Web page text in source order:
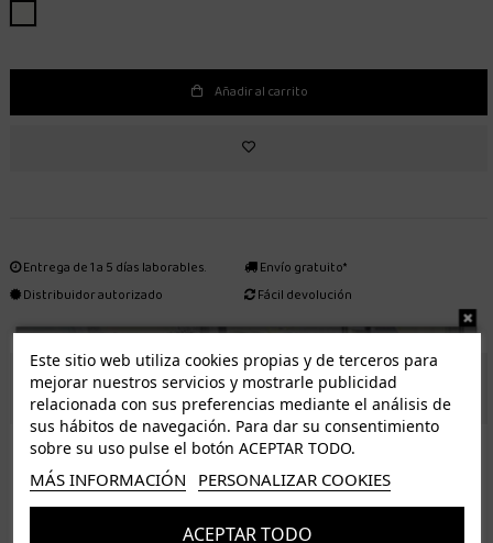
Añadir al carrito
Entrega de 1 a 5 días laborables.
Distribuidor autorizado
Envío gratuito*
Fácil devolución
ENVÍO GRATUITO *
ISLAS CANARIAS
Tenerife 3.50€. Gratis a partir de 50€
Resto de islas 5€. Gratis a partir de 50€
Entrega de 1 a 5 días laborables. Los pedidos realizados a partir de las 12.00h serán enviados el
Este sitio web utiliza cookies propias y de terceros para
mejorar nuestros servicios y mostrarle publicidad
relacionada con sus preferencias mediante el análisis de
sus hábitos de navegación. Para dar su consentimiento
sobre su uso pulse el botón ACEPTAR TODO.
MÁS INFORMACIÓN PERSONALIZAR COOKIES
ACEPTAR TODO